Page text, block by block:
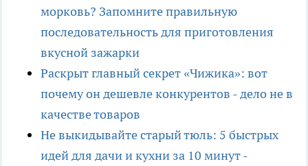
морковь? Запомните правильную
последовательность для приготовления
вкусной зажарки
Раскрыт главный секрет «Чижика»: вот
почему он дешевле конкурентов - дело не в
качестве товаров
Не выкидывайте старый тюль: 5 быстрых
идей для дачи и кухни за 10 минут -